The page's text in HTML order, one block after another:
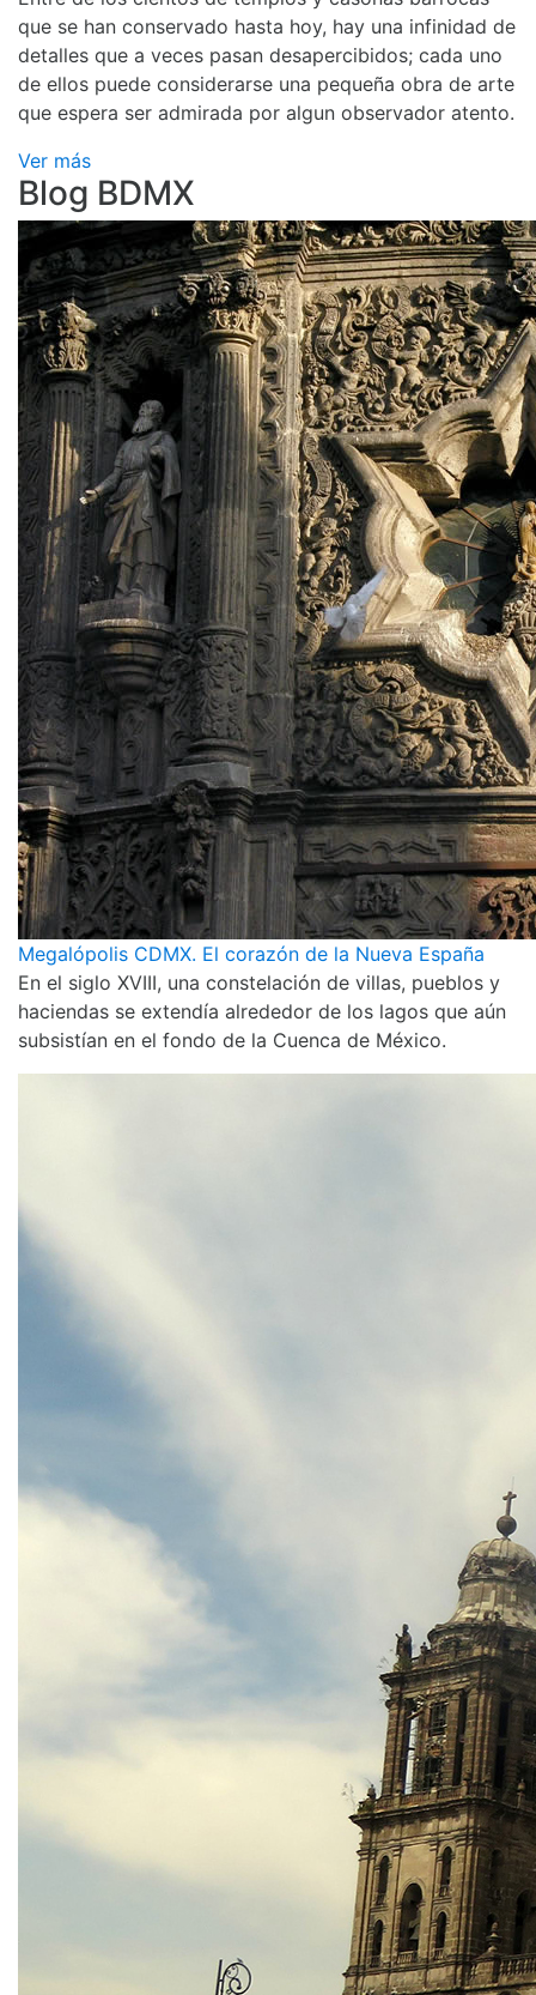
que se han conservado hasta hoy, hay una infinidad de
detalles que a veces pasan desapercibidos; cada uno
de ellos puede considerarse una pequeña obra de arte
que espera ser admirada por algun observador atento.
Ver más
Blog BDMX
Megalópolis CDMX. El corazón de la Nueva España
En el siglo XVIII, una constelación de villas, pueblos y
haciendas se extendía alrededor de los lagos que aún
subsistían en el fondo de la Cuenca de México.